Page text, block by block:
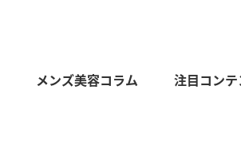
メンズ美容コラム 注目コンテ